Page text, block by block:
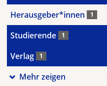
Herausgeber*innen 1
Studierende 1
Verlag 1
Mehr zeigen